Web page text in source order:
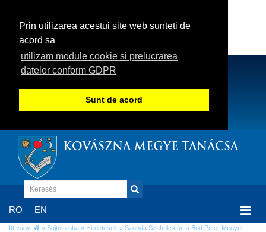
Prin utilizarea acestui site web sunteti de
acord sa
utilizam module cookie si prelucrarea
datelor conform GDPR
Sunt de acord
KOVÁSZNA MEGYE TANÁCSA
RO EN
Itt vagy: » Sajtószoba » Hirdetések » Szonda Szabolcs úr, a Bod Péter Megyei